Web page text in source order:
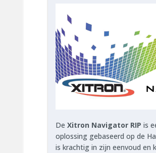
De Xitron Navigator RIP is
oplossing gebaseerd op de
is krachtig in zijn eenvoud en